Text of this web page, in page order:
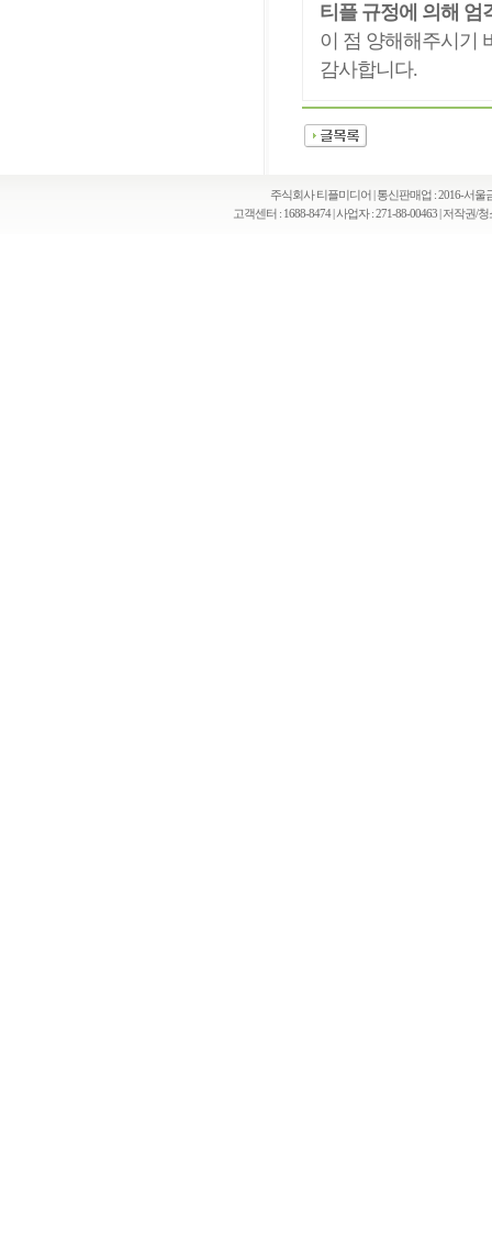
티플 규정에 의해 엄
이 점 양해해주시기
감사합니다.
주식회사 티플미디어 | 통신판매업 : 2016-서울
고객센터 : 1688-8474 | 사업자 : 271-88-00463 | 저작권/